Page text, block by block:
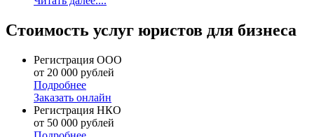
Стоимость услуг юристов для бизнеса
Регистрация ООО
от 20 000 рублей
Подробнее
Заказать онлайн
Регистрация НКО
от 50 000 рублей